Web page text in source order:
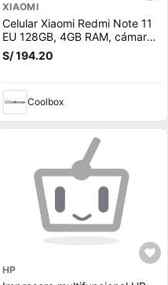
XIAOMI
Celular Xiaomi Redmi Note 11
EU 128GB, 4GB RAM, cámara
trasera 50MP y frontal 13MP,
6.43"", gris (reempacado)
S/ 194.20
Coolbox
HP